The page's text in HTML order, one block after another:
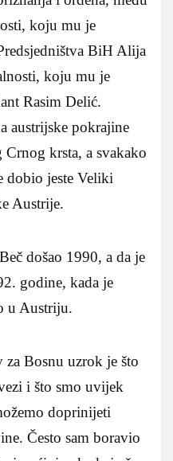
koju mu je
BiH Alija
koju mu je
Rasim Delić.
austrijske pokrajine
Crnog krsta, a svakako
dobio jeste Veliki
Austrije.
došao 1990, a da je
godine, kada je
u Austriju.
za Bosnu uzrok je što
i što smo uvijek
doprinijeti
Često sam boravio